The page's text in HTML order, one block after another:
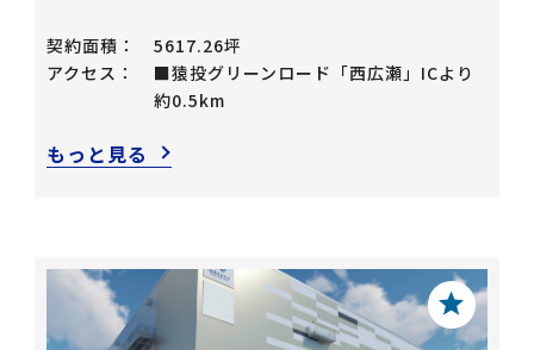
契約面積：
5617.26坪
アクセス：
■猿投グリーンロード「西広瀬」ICより
約0.5km
もっと見る